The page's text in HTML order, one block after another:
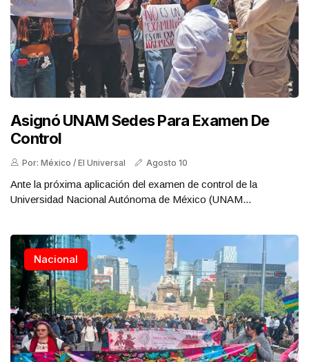
Asignó UNAM Sedes Para Examen De
Control
Por: México / El Universal Agosto 10
Ante la próxima aplicación del examen de control de la
Universidad Nacional Autónoma de México (UNAM...
Nacional